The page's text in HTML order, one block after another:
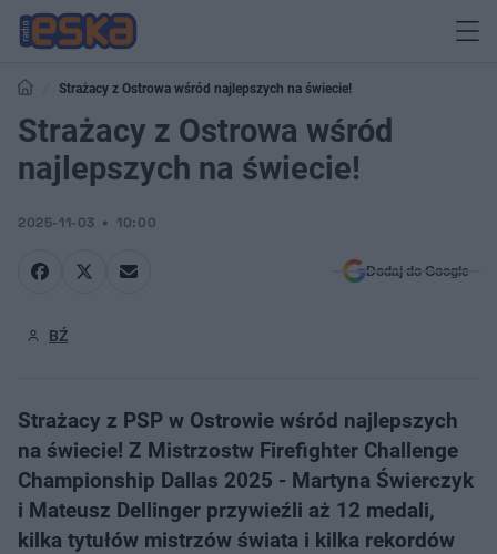
Strażacy z Ostrowa wśród najlepszych na świecie!
Strażacy z Ostrowa wśród
najlepszych na świecie!
2025-11-03 10:00
Dodaj do Google
BŹ
Strażacy z PSP w Ostrowie wśród najlepszych
na świecie! Z Mistrzostw Firefighter Challenge
Championship Dallas 2025 - Martyna Świerczyk
i Mateusz Dellinger przywieźli aż 12 medali,
kilka tytułów mistrzów świata i kilka rekordów